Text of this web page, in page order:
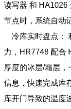
读写器 和 HA1026
节点时，系统自动
冷库实时盘点：
力，HR7748 配合
厚度的冰层/霜层
信息，快速完成库
库开门导致的温度